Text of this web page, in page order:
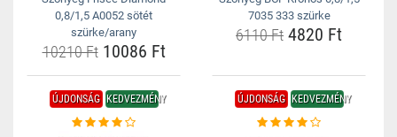
0,8/1,5 A0052 sötét
szürke/arany
10210 Ft10086 Ft
7035 333 szürke
6110 Ft 4820 Ft
ÚJDONSÁG KEDVEZMÉNY ÚJDONSÁG KEDVEZMÉNY